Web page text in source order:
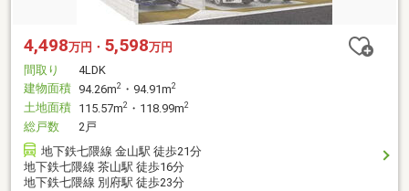
4,498万円・ 5,598万円
間取り
4LDK
建物面積 94.26m2 ・94.91m2
土地面積 115.57m2 ・118.99m2
総戸数
2戸
地下鉄七隈線 金山駅 徒歩21分
地下鉄七隈線 茶山駅 徒歩16分
地下鉄七隈線 別府駅 徒歩23分